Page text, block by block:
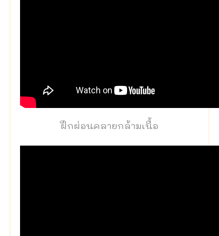
ฝึกผ่อนคลายกล้ามเนื้อ